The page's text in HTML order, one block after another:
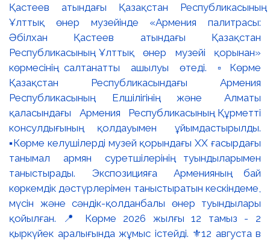
Қастеев атындағы Қазақстан Республикасының
Ұлттық өнер музейінде «Армения палитрасы:
Әбілхан Қастеев атындағы Қазақстан
Республикасының Ұлттық өнер музейі қорынан»
көрмесінің салтанатты ашылуы өтеді. ▫️Көрме
Қазақстан Республикасындағы Армения
Республикасының Елшілігінің және Алматы
қаласындағы Армения Республикасының Құрметті
консулдығының қолдауымен ұйымдастырылды.
▪️Көрме келушілерді музей қорындағы ХХ ғасырдағы
танымал армян суретшілерінің туындыларымен
таныстырады. Экспозицияға Арменияның бай
көркемдік дәстүрлерімен таныстыратын кескіндеме,
мүсін және сәндік-қолданбалы өнер туындылары
қойылған. 📍 Көрме 2026 жылғы 12 тамыз - 2
қыркүйек аралығында жұмыс істейді. ⚜️12 августа в